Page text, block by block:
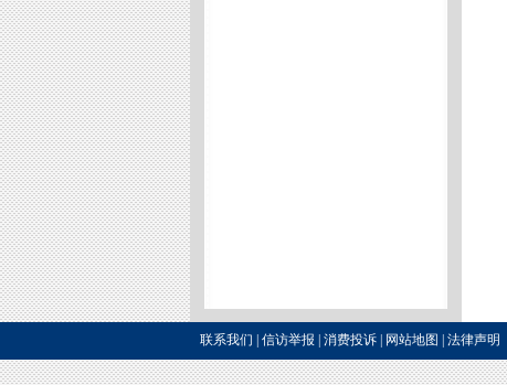
联系我们 信访举报 消费投诉 网站地图 法律声明